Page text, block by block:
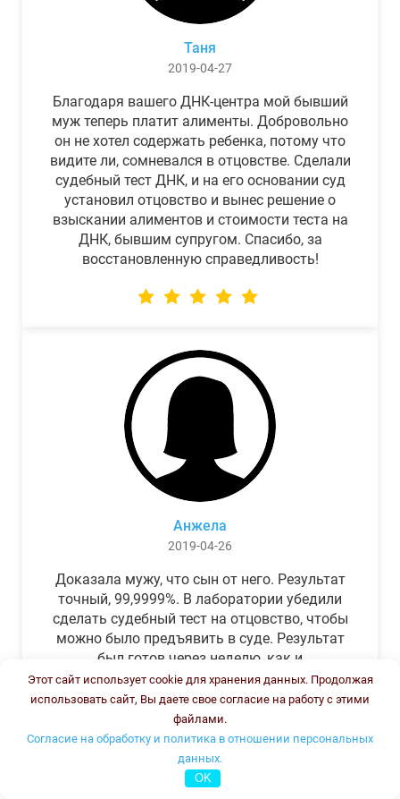
Таня
2019-04-27
Благодаря вашего ДНК-центра мой бывший
муж теперь платит алименты. Добровольно
он не хотел содержать ребенка, потому что
видите ли, сомневался в отцовстве. Сделали
судебный тест ДНК, и на его основании суд
установил отцовство и вынес решение о
взыскании алиментов и стоимости теста на
ДНК, бывшим супругом. Спасибо, за
восстановленную справедливость!
Анжела
2019-04-26
Доказала мужу, что сын от него. Результат
точный, 99,9999%. В лаборатории убедили
сделать судебный тест на отцовство, чтобы
можно было предъявить в суде. Результат
был готов через неделю, как и
обещали.Теперь муж бегает и извиняется.
Этот сайт использует cookie для хранения данных. Продолжая
использовать сайт, Вы даете свое согласие на работу с этими
файлами.
Согласие на обработку и политика в отношении персональных
данных.
OK